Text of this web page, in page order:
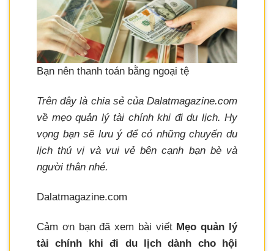
Bạn nên thanh toán bằng ngoại tệ
Trên đây là chia sẻ của Dalatmagazine.com
về mẹo quản lý tài chính khi đi du lịch. Hy
vọng bạn sẽ lưu ý để có những chuyến du
lịch thú vị và vui vẻ bên cạnh bạn bè và
người thân nhé.
Dalatmagazine.com
Cảm ơn bạn đã xem bài viết Mẹo quản lý
tài chính khi đi du lịch dành cho hội